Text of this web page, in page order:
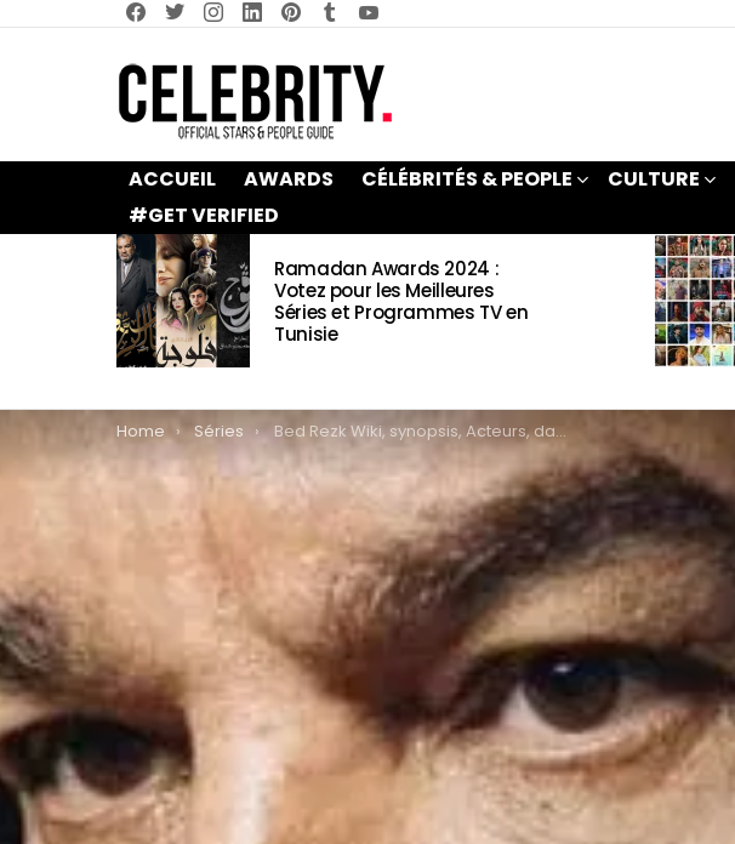
ACCUEIL AWARDS CÉLÉBRITÉS & PEOPLE CULTURE
#GET VERIFIED
LATEST
STORIES
Ramadan Awards 2024 :
Votez pour les Meilleures
Séries et Programmes TV en
Tunisie
You are here:
Home Séries Bed Rezk Wiki, synopsis, Acteurs, date de sortie, vidéos et photos & informations